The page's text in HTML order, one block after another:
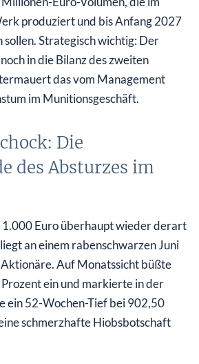
produziert und bis Anfang 2027
Strategisch wichtig: Der
in die Bilanz des zweiten
das vom Management
im Munitionsgeschäft.
Die
des Absturzes im
1.000 Euro überhaupt wieder derart
an einem rabenschwarzen Juni
Auf Monatssicht büßte
ein und markierte in der
ein 52-Wochen-Tief bei 902,50
schmerzhafte Hiobsbotschaft